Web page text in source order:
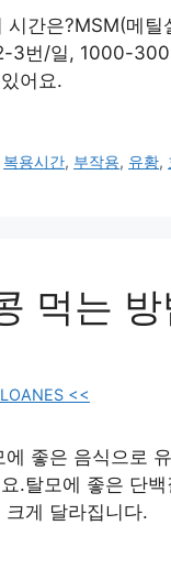
시간은?MSM(메
3번/일, 1000-
어요.
복용시간, 부작용, 유황,
먹는
<<
좋은 음식으로
.탈모에 좋은 단
게 달라집니다.